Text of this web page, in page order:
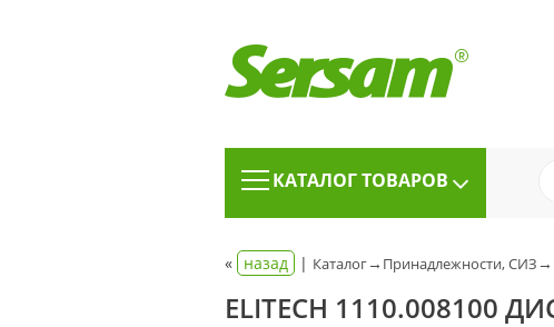
КАТАЛОГ ТОВАРОВ
« назад | Каталог→ Принадлежности, СИЗ→
ELITECH